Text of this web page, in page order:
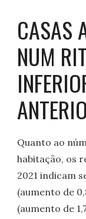
CASAS
NUM
Quanto ao
habitação, os
2021 indicam
(aumento de
(aumento de